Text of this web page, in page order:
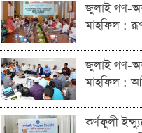
জুলাই গণ-
মাহফিল :
জুলাই গণ-
মাহফিল :
কর্ণফুলী